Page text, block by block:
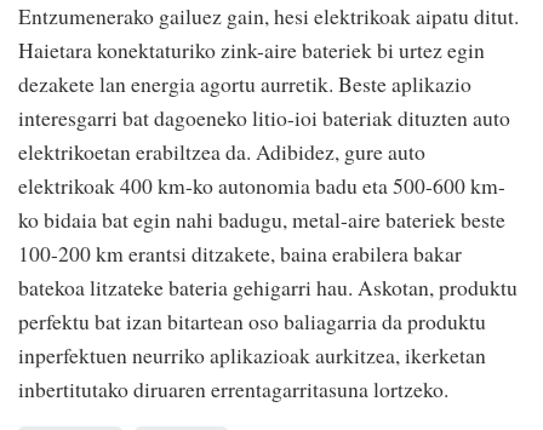
Entzumenerako gailuez gain, hesi elektrikoak aipatu ditut.
Haietara konektaturiko zink-aire bateriek bi urtez egin
dezakete lan energia agortu aurretik. Beste aplikazio
interesgarri bat dagoeneko litio-ioi bateriak dituzten auto
elektrikoetan erabiltzea da. Adibidez, gure auto
elektrikoak 400 km-ko autonomia badu eta 500-600 km-
ko bidaia bat egin nahi badugu, metal-aire bateriek beste
100-200 km erantsi ditzakete, baina erabilera bakar
batekoa litzateke bateria gehigarri hau. Askotan, produktu
perfektu bat izan bitartean oso baliagarria da produktu
inperfektuen neurriko aplikazioak aurkitzea, ikerketan
inbertitutako diruaren errentagarritasuna lortzeko.